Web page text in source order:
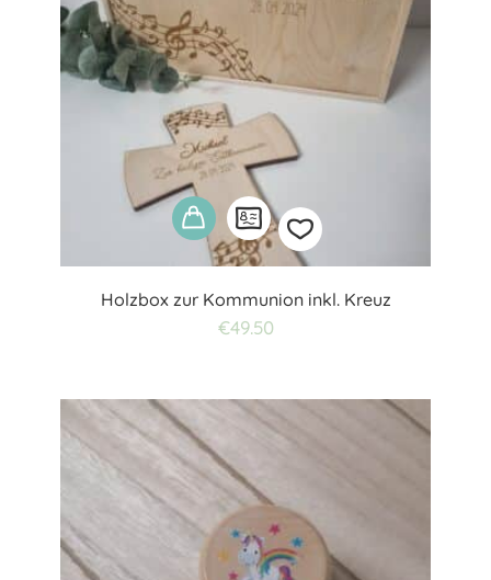
Holzbox zur Kommunion inkl. Kreuz
€49.50 Add
wishlist